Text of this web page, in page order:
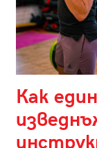
Как